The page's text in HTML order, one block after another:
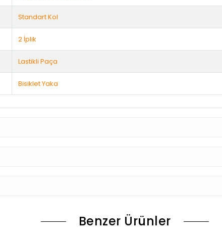
Standart Kol
2 İplik
Lastikli Paça
Bisiklet Yaka
Benzer Ürünler